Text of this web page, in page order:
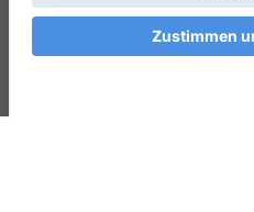
Copyright © 2026